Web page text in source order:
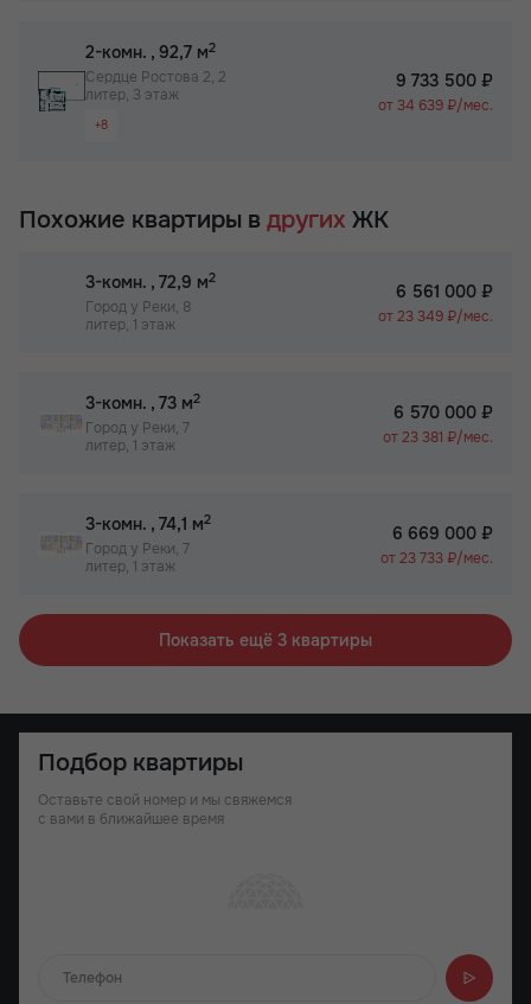
Большая кухня
Вид на 2 стороны
Паркинг
2-комн. , 92,7 м2
Сердце Ростова 2, 2
литер, 3 этаж
+8
Просторная лоджия/балкон
Вид на 2 стороны
Паркинг Терраса
9 733 500 ₽
от 34 639 ₽/мес.
Похожие квартиры в других ЖК
3-комн. , 72,9 м2
Город у Реки, 8
литер, 1 этаж
6 561 000 ₽
от 23 349 ₽/мес.
3-комн. , 73 м2
Город у Реки, 7
литер, 1 этаж
6 570 000 ₽
от 23 381 ₽/мес.
3-комн. , 74,1 м2
Город у Реки, 7
литер, 1 этаж
6 669 000 ₽
от 23 733 ₽/мес.
Показать ещё 3 квартиры
Подбор квартиры
Оставьте свой номер и мы свяжемся
с вами в ближайшее время